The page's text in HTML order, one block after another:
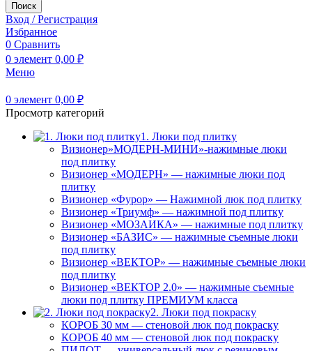
Поиск
Вход / Регистрация
Избранное
0 Сравнить
0 элемент 0,00 ₽
Меню
0 элемент 0,00 ₽
Просмотр категорий
1. Люки под плитку
Визионер»МОДЕРН-МИНИ»-нажимные люки
под плитку
Визионер «МОДЕРН» — нажимные люки под
плитку
Визионер «Фурор» — Нажимной люк под плитку
Визионер «Триумф» — нажимной под плитку
Визионер «МОЗАИКА» — нажимные под плитку
Визионер «БАЗИС» — нажимные съемные люки
под плитку
Визионер «ВЕКТОР» — нажимные съемные люки
под плитку
Визионер «ВЕКТОР 2.0» — нажимные съемные
люки под плитку ПРЕМИУМ класса
2. Люки под покраску
КОРОБ 30 мм — стеновой люк под покраску
КОРОБ 40 мм — стеновой люк под покраску